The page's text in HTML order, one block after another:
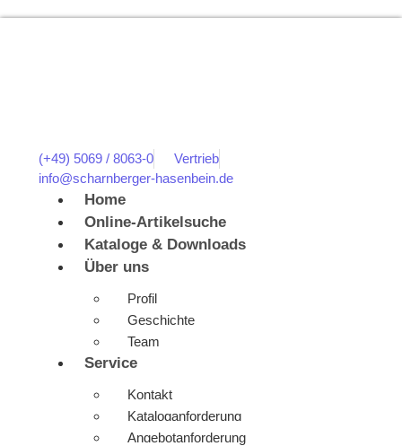
(+49) 5069 / 8063-0
Vertrieb
info@scharnberger-hasenbein.de
Home
Online-Artikelsuche
Kataloge & Downloads
Über uns
Profil
Geschichte
Team
Service
Kontakt
Kataloganforderung
Angebotanforderung